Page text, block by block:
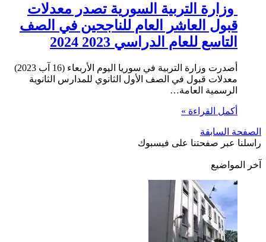
وزارة التربية السورية تصدر معدلات
قبول العاشر العام للناجحين في الصف
التاسع للعام الدراسي 2023 2024
أصدرت وزارة التربية في سوريا اليوم الأربعاء (16 آب 2023)
معدلات قبول في الصف الأول الثانوي للمدارس الثانوية
الرسمية العامة…
أكمل القراءة »
الصفحة السابقة
راسلنا عبر صفحتنا على فيسبوك
آخر المواضيع